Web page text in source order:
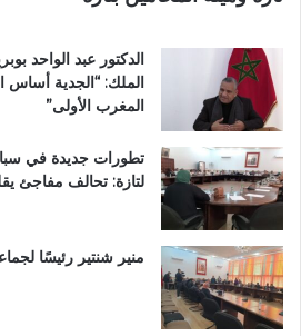
ت
و
ج
ب
و
س
ا
م
ا
ل
ا
س
الدكتور عبد الواحد
الملك: “الجدية أساس
المغرب الأولى”
تطورات جديدة في
لتازة: تحالف مفاجئ
منير شنتير رئيسًا لجماعة